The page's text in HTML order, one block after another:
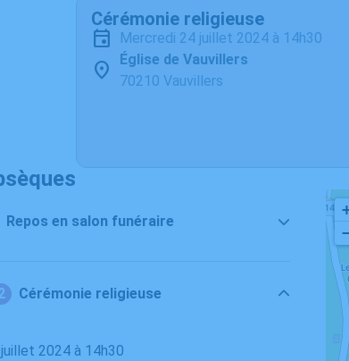
Cérémonie religieuse
mercredi 24 juillet 2024 à 14h30
Église de Vauvillers
70210 Vauvillers
Repos en salon funéraire
Cérémonie religieuse
juillet 2024 à 14h30